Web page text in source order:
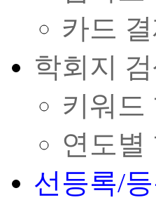
카드
학회지
키워드
연도별
선등록/